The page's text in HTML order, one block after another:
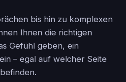
bis hin zu komplexen
Ihnen die richtigen
Gefühl geben, ein
– egal auf welcher Seite